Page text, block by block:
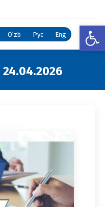
Oʻzb Рус Eng
24.04.2026